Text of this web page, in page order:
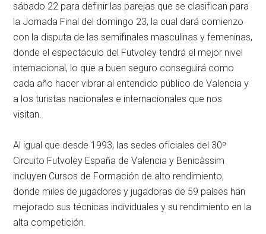
sábado 22 para definir las parejas que se clasifican para
la Jornada Final del domingo 23, la cual dará comienzo
con la disputa de las semifinales masculinas y femeninas,
donde el espectáculo del Futvoley tendrá el mejor nivel
internacional, lo que a buen seguro conseguirá como
cada año hacer vibrar al entendido público de Valencia y
a los turistas nacionales e internacionales que nos
visitan.
Al igual que desde 1993, las sedes oficiales del 30º
Circuito Futvoley España de Valencia y Benicàssim
incluyen Cursos de Formación de alto rendimiento,
donde miles de jugadores y jugadoras de 59 países han
mejorado sus técnicas individuales y su rendimiento en la
alta competición.